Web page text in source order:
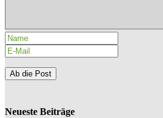
Neueste Beiträge